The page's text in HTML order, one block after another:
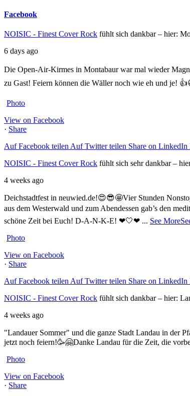
Facebook
NOISIC - Finest Cover Rock fühlt sich dankbar – hier:
6 days ago
Die Open-Air-Kirmes in Montabaur war mal wieder
zu Gast! Feiern können die Wäller noch wie eh und je!
Photo
View on Facebook
· Share
Auf Facebook teilen Auf Twitter teilen Share on LinkedIn
NOISIC - Finest Cover Rock fühlt sich sehr dankbar –
4 weeks ago
Deichstadtfest in neuwied.de!😍😎🤩Vier Stunden
aus dem Westerwald und zum Abendessen gab’s den
schöne Zeit bei Euch! D-A-N-K-E! ❤🤍❤ ... See More
Photo
View on Facebook
· Share
Auf Facebook teilen Auf Twitter teilen Share on LinkedIn
NOISIC - Finest Cover Rock fühlt sich dankbar – hier:
4 weeks ago
"Landauer Sommer" und die ganze Stadt Landau in der
jetzt noch feiern!🥳🤗Danke Landau für die Zeit, die
Photo
View on Facebook
· Share